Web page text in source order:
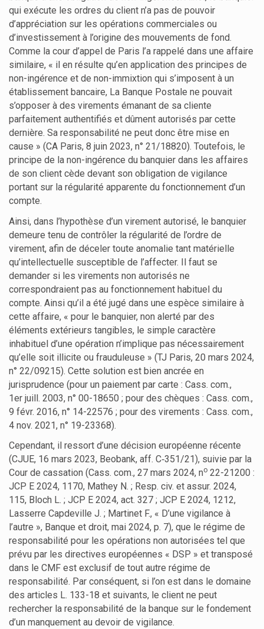
qui exécute les ordres du client n’a pas de pouvoir
d’appréciation sur les opérations commerciales ou
d’investissement à l’origine des mouvements de fond.
Comme la cour d’appel de Paris l’a rappelé dans une affaire
similaire, « il en résulte qu’en application des principes de
non-ingérence et de non-immixtion qui s’imposent à un
établissement bancaire, La Banque Postale ne pouvait
s’opposer à des virements émanant de sa cliente
parfaitement authentifiés et dûment autorisés par cette
dernière. Sa responsabilité ne peut donc être mise en
cause » (CA Paris, 8 juin 2023, n° 21/18820). Toutefois, le
principe de la non-ingérence du banquier dans les affaires
de son client cède devant son obligation de vigilance
portant sur la régularité apparente du fonctionnement d’un
compte.
Ainsi, dans l’hypothèse d’un virement autorisé, le banquier
demeure tenu de contrôler la régularité de l’ordre de
virement, afin de déceler toute anomalie tant matérielle
qu’intellectuelle susceptible de l’affecter. Il faut se
demander si les virements non autorisés ne
correspondraient pas au fonctionnement habituel du
compte. Ainsi qu’il a été jugé dans une espèce similaire à
cette affaire, « pour le banquier, non alerté par des
éléments extérieurs tangibles, le simple caractère
inhabituel d’une opération n’implique pas nécessairement
qu’elle soit illicite ou frauduleuse » (TJ Paris, 20 mars 2024,
n° 22/09215). Cette solution est bien ancrée en
jurisprudence (pour un paiement par carte : Cass. com.,
1er juill. 2003, n° 00-18650 ; pour des chèques : Cass. com.,
9 févr. 2016, n° 14-22576 ; pour des virements : Cass. com.,
4 nov. 2021, n° 19-23368).
Cependant, il ressort d’une décision européenne récente
(CJUE, 16 mars 2023, Beobank, aff. C‑351/21), suivie par la
Cour de cassation (Cass. com., 27 mars 2024, no 22-21200 :
JCP E 2024, 1170, Mathey N. ; Resp. civ. et assur. 2024,
115, Bloch L. ; JCP E 2024, act. 327 ; JCP E 2024, 1212,
Lasserre Capdeville J. ; Martinet F., « D’une vigilance à
l’autre », Banque et droit, mai 2024, p. 7), que le régime de
responsabilité pour les opérations non autorisées tel que
prévu par les directives européennes « DSP » et transposé
dans le CMF est exclusif de tout autre régime de
responsabilité. Par conséquent, si l’on est dans le domaine
des articles L. 133-18 et suivants, le client ne peut
rechercher la responsabilité de la banque sur le fondement
d’un manquement au devoir de vigilance.